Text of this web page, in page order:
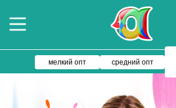
мелкий опт
средний опт